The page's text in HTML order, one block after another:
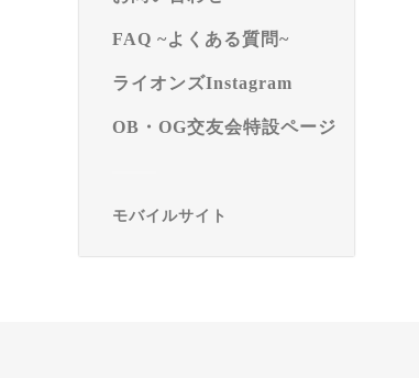
FAQ ~よくある質問~
ライオンズInstagram
OB・OG交友会特設ページ
モバイルサイト